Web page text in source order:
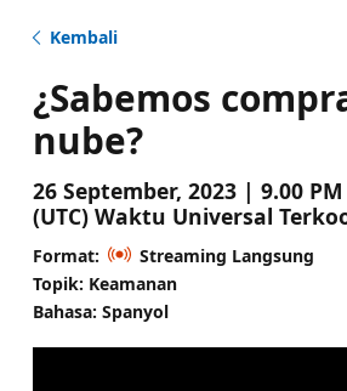
Kembali
¿Sabemos
nube?
26 September, 2023 | 9.00 PM
(UTC) Waktu Universal
Format:
Streaming Langsung
Topik: Keamanan
Bahasa: Spanyol